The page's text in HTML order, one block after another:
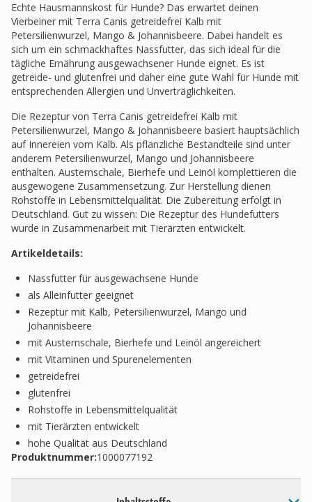
Echte Hausmannskost für Hunde? Das erwartet deinen
Vierbeiner mit Terra Canis getreidefrei Kalb mit
Petersilienwurzel, Mango & Johannisbeere. Dabei handelt es
sich um ein schmackhaftes Nassfutter, das sich ideal für die
tägliche Ernährung ausgewachsener Hunde eignet. Es ist
getreide- und glutenfrei und daher eine gute Wahl für Hunde mit
entsprechenden Allergien und Unverträglichkeiten.
Die Rezeptur von Terra Canis getreidefrei Kalb mit
Petersilienwurzel, Mango & Johannisbeere basiert hauptsächlich
auf Innereien vom Kalb. Als pflanzliche Bestandteile sind unter
anderem Petersilienwurzel, Mango und Johannisbeere
enthalten. Austernschale, Bierhefe und Leinöl komplettieren die
ausgewogene Zusammensetzung. Zur Herstellung dienen
Rohstoffe in Lebensmittelqualität. Die Zubereitung erfolgt in
Deutschland. Gut zu wissen: Die Rezeptur des Hundefutters
wurde in Zusammenarbeit mit Tierärzten entwickelt.
Artikeldetails:
Nassfutter für ausgewachsene Hunde
als Alleinfutter geeignet
Rezeptur mit Kalb, Petersilienwurzel, Mango und
Johannisbeere
mit Austernschale, Bierhefe und Leinöl angereichert
mit Vitaminen und Spurenelementen
getreidefrei
glutenfrei
Rohstoffe in Lebensmittelqualität
mit Tierärzten entwickelt
hohe Qualität aus Deutschland
Produktnummer:1000077192